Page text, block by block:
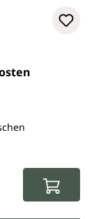
Sternen